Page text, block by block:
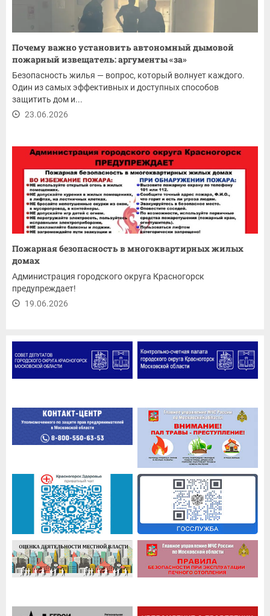
Почему важно установить автономный дымовой
пожарный извещатель: аргументы «за»
Безопасность жилья — вопрос, который волнует каждого.
Один из самых эффективных и доступных способов
защитить дом и...
23.06.2026
Пожарная безопасность в многоквартирных жилых
домах
Администрация городского округа Красногорск
предупреждает!
19.06.2026